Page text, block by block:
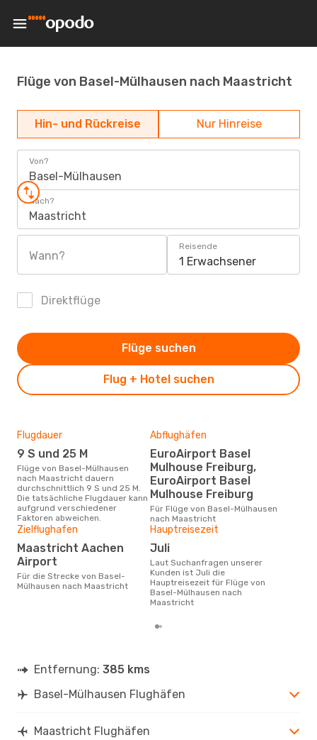
Flüge von Basel-Mülhausen nach Maastricht
Hin- und Rückreise Nur Hinreise
Von?
Basel-Mülhausen
Nach?
Maastricht
Wann?
Reisende
1 Erwachsener
Direktflüge
Flug + Hotel suchen
Flüge suchen
Flugdauer
9 S und 25 M
Flüge von Basel-Mülhausen
nach Maastricht dauern
durchschnittlich 9 S und 25 M.
Die tatsächliche Flugdauer kann
aufgrund verschiedener
Faktoren abweichen.
Abflughäfen
EuroAirport Basel
Mulhouse Freiburg,
EuroAirport Basel
Mulhouse Freiburg
Für Flüge von Basel-Mülhausen
nach Maastricht
Zielflughafen
Maastricht Aachen
Airport
Für die Strecke von Basel-
Mülhausen nach Maastricht
Hauptreisezeit
Juli
Laut Suchanfragen unserer
Kunden ist Juli die
Hauptreisezeit für Flüge von
Basel-Mülhausen nach
Maastricht
Entfernung: 385 kms
Basel-Mülhausen Flughäfen
Maastricht Flughäfen